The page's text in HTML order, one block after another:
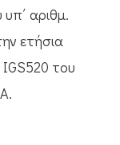
αριθμ.
ετήσια
του